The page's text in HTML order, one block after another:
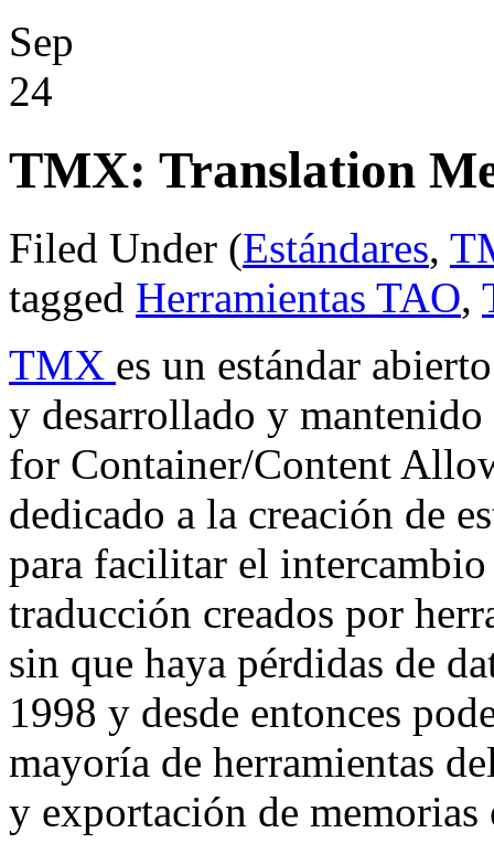
Sep
24
TMX: Translation
Filed Under (Estándares,
tagged Herramientas TAO,
TMX es un estándar
y desarrollado y
for Container/Content
dedicado a la creación de
para facilitar el intercambio
traducción creados por
sin que haya pérdidas de
1998 y desde entonces
mayoría de herramientas
y exportación de